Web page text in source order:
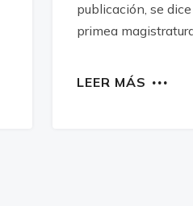
publicación, se
primea
LEER MÁS